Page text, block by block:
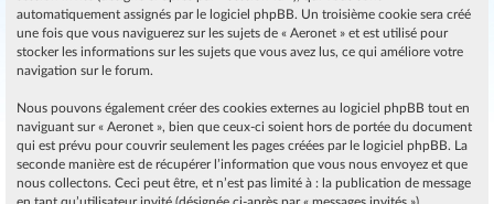
automatiquement assignés par le logiciel phpBB. Un troisième cookie sera créé
une fois que vous naviguerez sur les sujets de « Aeronet » et est utilisé pour
stocker les informations sur les sujets que vous avez lus, ce qui améliore votre
navigation sur le forum.
Nous pouvons également créer des cookies externes au logiciel phpBB tout en
naviguant sur « Aeronet », bien que ceux-ci soient hors de portée du document
qui est prévu pour couvrir seulement les pages créées par le logiciel phpBB. La
seconde manière est de récupérer l’information que vous nous envoyez et que
nous collectons. Ceci peut être, et n’est pas limité à : la publication de message